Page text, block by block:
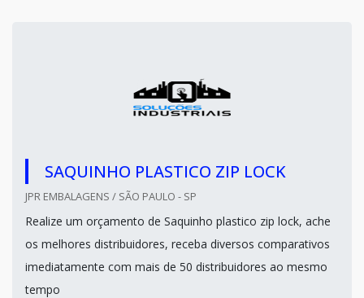
SAQUINHO PLASTICO ZIP LOCK
JPR EMBALAGENS / SÃO PAULO - SP
Realize um orçamento de Saquinho plastico zip lock, ache
os melhores distribuidores, receba diversos comparativos
imediatamente com mais de 50 distribuidores ao mesmo
tempo